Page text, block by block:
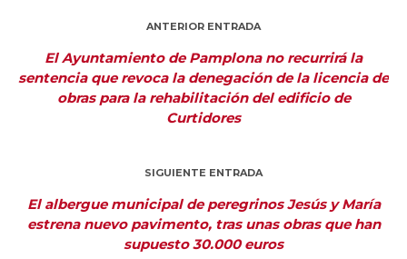
ANTERIOR ENTRADA
El Ayuntamiento de Pamplona no recurrirá la
sentencia que revoca la denegación de la licencia de
obras para la rehabilitación del edificio de
Curtidores
SIGUIENTE ENTRADA
El albergue municipal de peregrinos Jesús y María
estrena nuevo pavimento, tras unas obras que han
supuesto 30.000 euros